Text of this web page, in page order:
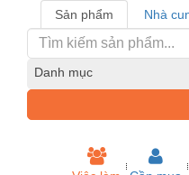
Sản phẩm Nhà
Danh mục